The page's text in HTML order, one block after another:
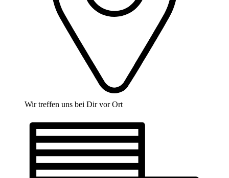
Wir treffen uns bei Dir vor Ort